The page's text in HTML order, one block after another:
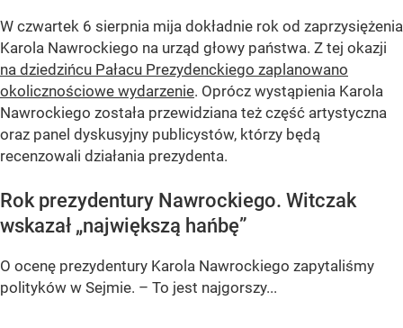
W czwartek 6 sierpnia mija dokładnie rok od zaprzysiężenia
Karola Nawrockiego na urząd głowy państwa. Z tej okazji
na dziedzińcu Pałacu Prezydenckiego zaplanowano
okolicznościowe wydarzenie. Oprócz wystąpienia Karola
Nawrockiego została przewidziana też część artystyczna
oraz panel dyskusyjny publicystów, którzy będą
recenzowali działania prezydenta.
Rok prezydentury Nawrockiego. Witczak
wskazał „największą hańbę”
O ocenę prezydentury Karola Nawrockiego zapytaliśmy
polityków w Sejmie. – To jest najgorszy...